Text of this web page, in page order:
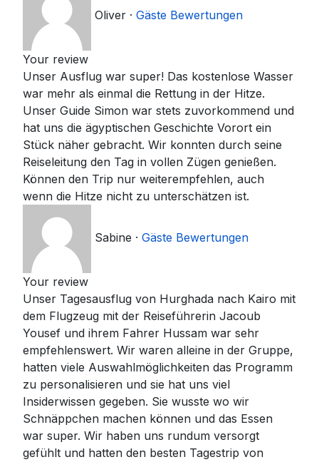
Oliver · Gäste Bewertungen
Your review
Unser Ausflug war super! Das kostenlose Wasser
war mehr als einmal die Rettung in der Hitze.
Unser Guide Simon war stets zuvorkommend und
hat uns die ägyptischen Geschichte Vorort ein
Stück näher gebracht. Wir konnten durch seine
Reiseleitung den Tag in vollen Zügen genießen.
Können den Trip nur weiterempfehlen, auch
wenn die Hitze nicht zu unterschätzen ist.
Sabine · Gäste Bewertungen
Your review
Unser Tagesausflug von Hurghada nach Kairo mit
dem Flugzeug mit der Reiseführerin Jacoub
Yousef und ihrem Fahrer Hussam war sehr
empfehlenswert. Wir waren alleine in der Gruppe,
hatten viele Auswahlmöglichkeiten das Programm
zu personalisieren und sie hat uns viel
Insiderwissen gegeben. Sie wusste wo wir
Schnäppchen machen können und das Essen
war super. Wir haben uns rundum versorgt
gefühlt und hatten den besten Tagestrip von